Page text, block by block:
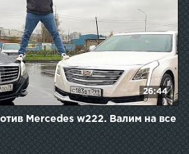
26:44
Mercedes w222. Валим на все